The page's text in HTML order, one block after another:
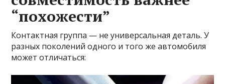
“похожести”
Контактная группа — не универсальная деталь. У
разных поколений одного и того же автомобиля
может отличаться: